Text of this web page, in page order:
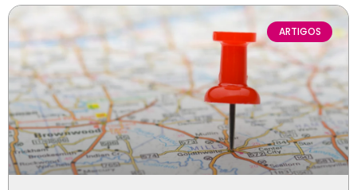
ARTIGOS